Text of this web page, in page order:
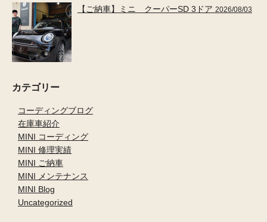
【ご納車】ミニ クーパーSD 3ドア 2026/08/03
カテゴリー
コーディングブログ
在庫車紹介
MINI コーディング
MINI 修理実績
MINI ご納車
MINI メンテナンス
MINI Blog
Uncategorized